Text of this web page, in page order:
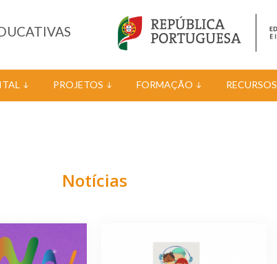
PROJETOS FORMAÇÃO RECURSOS
Notícias